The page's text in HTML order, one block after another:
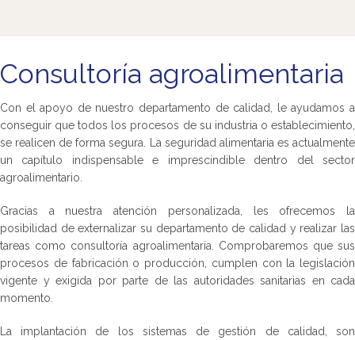
Consultoría agroalimentaria
Con el apoyo de nuestro departamento de calidad, le ayudamos a
conseguir que todos los procesos de su industria o establecimiento,
se realicen de forma segura. La seguridad alimentaria es actualmente
un capítulo indispensable e imprescindible dentro del sector
agroalimentario.
Gracias a nuestra atención personalizada, les ofrecemos la
posibilidad de externalizar su departamento de calidad y realizar las
tareas como consultoría agroalimentaria. Comprobaremos que sus
procesos de fabricación o producción, cumplen con la legislación
vigente y exigida por parte de las autoridades sanitarias en cada
momento.
La implantación de los sistemas de gestión de calidad, son